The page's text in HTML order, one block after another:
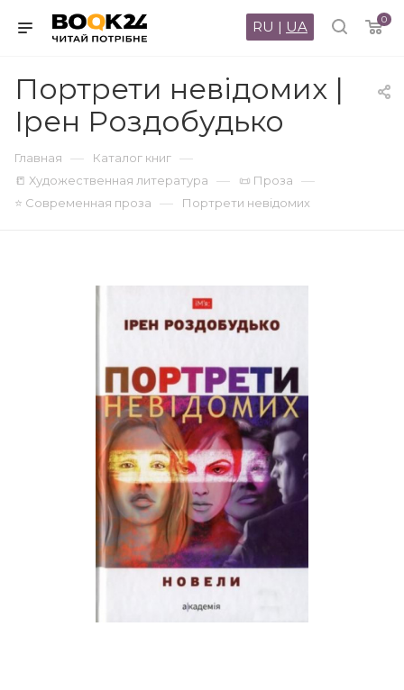
0
RU | UA
Портрети невідомих |
Ірен Роздобудько
Главная — Каталог книг —
📒 Художественная литература — 📜 Проза —
⭐ Современная проза — Портрети невідомих